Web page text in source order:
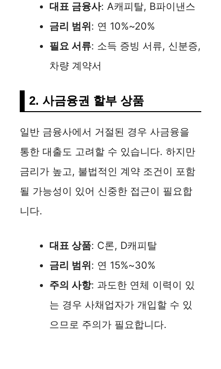
대표 금융사: A캐피탈, B파이낸스
금리 범위: 연 10%~20%
필요 서류: 소득 증빙 서류, 신분증,
차량 계약서
2. 사금융권 할부 상품
일반 금융사에서 거절된 경우 사금융을
통한 대출도 고려할 수 있습니다. 하지만
금리가 높고, 불법적인 계약 조건이 포함
될 가능성이 있어 신중한 접근이 필요합
니다.
대표 상품: C론, D캐피탈
금리 범위: 연 15%~30%
주의 사항: 과도한 연체 이력이 있
는 경우 사채업자가 개입할 수 있
으므로 주의가 필요합니다.